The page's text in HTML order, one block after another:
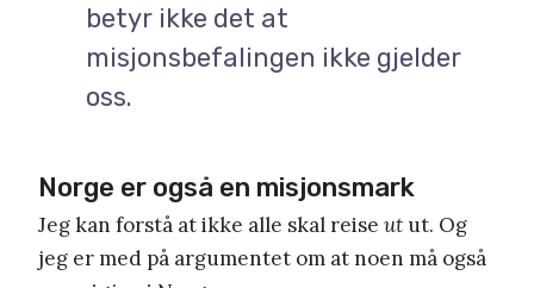
betyr ikke det at
misjonsbefalingen ikke gjelder
oss.
Norge er også en misjonsmark
Jeg kan forstå at ikke alle skal reise ut ut. Og
jeg er med på argumentet om at noen må også